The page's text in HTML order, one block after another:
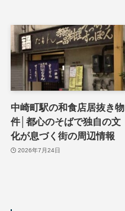
中崎町駅の和食店居抜き物
件│都心のそばで独自の文
化が息づく街の周辺情報
2026年7月24日